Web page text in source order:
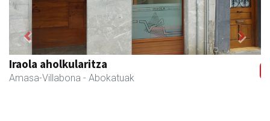
Ikasmin ikasketa zentroa
Urnieta - Ikasketa zentroak
Previous Next